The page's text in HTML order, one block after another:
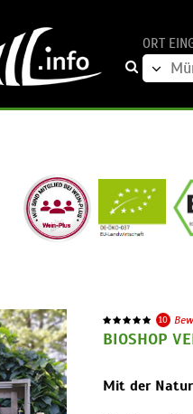
ORT
10
BIOSHOP
Mit der